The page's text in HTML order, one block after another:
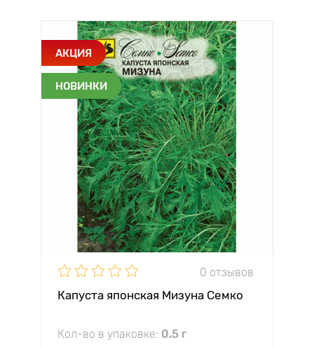
АКЦИЯ
НОВИНКИ
0 отзывов
Капуста японская Мизуна Семко
Кол-во в упаковке: 0.5 г